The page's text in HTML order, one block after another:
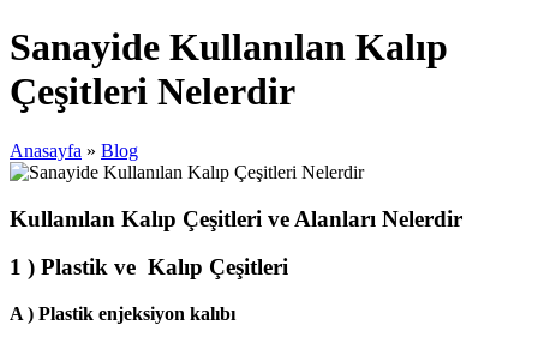
Sanayide Kullanılan Kalıp
Çeşitleri Nelerdir
Anasayfa » Blog
Kullanılan Kalıp Çeşitleri ve Alanları Nelerdir
1 ) Plastik ve Kalıp Çeşitleri
A ) Plastik enjeksiyon kalıbı